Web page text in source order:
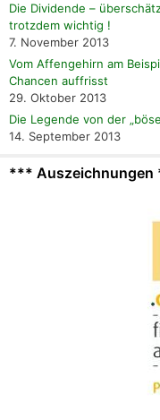
Die Dividende –
trotzdem wichtig !
7. November 2013
Vom Affengehirn am
Chancen auffrisst
29. Oktober 2013
Die Legende von der
14. September 2013
*** Auszeichnungen